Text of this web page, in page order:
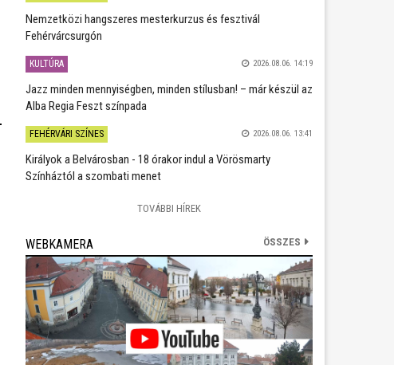
Nemzetközi hangszeres mesterkurzus és fesztivál
Fehérvárcsurgón
KULTÚRA 2026.08.06. 14:19
Jazz minden mennyiségben, minden stílusban! – már készül az
Alba Regia Feszt színpada
FEHÉRVÁRI SZÍNES 2026.08.06. 13:41
Királyok a Belvárosban - 18 órakor indul a Vörösmarty
Színháztól a szombati menet
TOVÁBBI HÍREK
WEBKAMERA ÖSSZES